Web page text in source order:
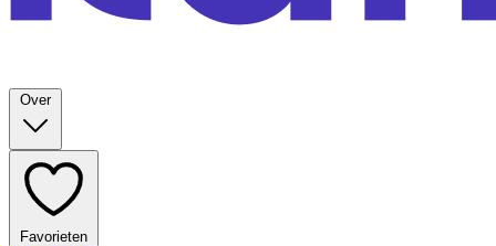
Over
Favorieten